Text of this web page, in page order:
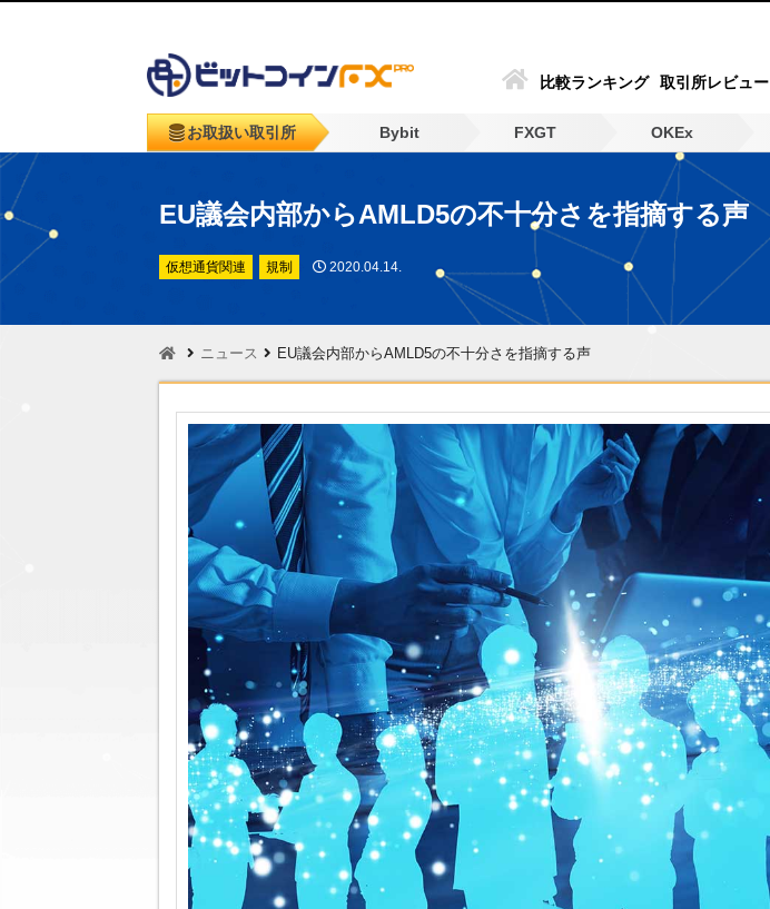
比較ランキング 取引所レビュー
お取扱い取引所 Bybit FXGT OKEx
EU議会内部からAMLD5の不十分さを指摘する声
仮想通貨関連 規制 2020.04.14.
ニュース EU議会内部からAMLD5の不十分さを指摘する声